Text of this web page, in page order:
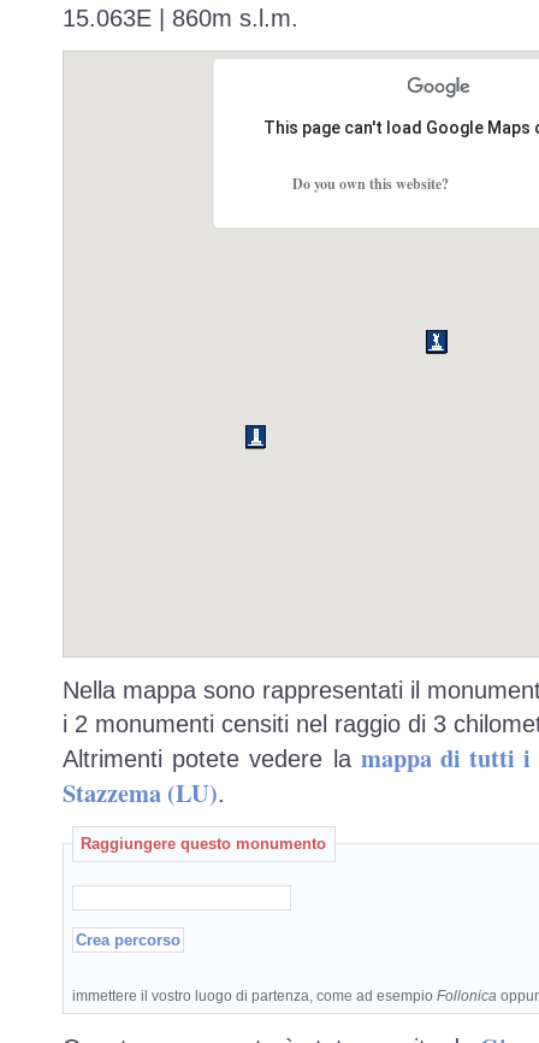
15.063E | 860m s.l.m.
This page can't load Google
Do you own this website?
Nella mappa sono rappresentati il
i 2 monumenti censiti nel raggio di 3
Altrimenti potete vedere la mappa di tutti i
Stazzema (LU).
Raggiungere questo monumento
immettere il vostro luogo di partenza, come ad esempio Follonica